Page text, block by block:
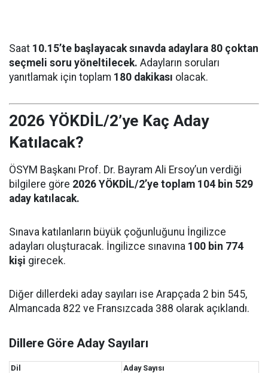
Saat 10.15’te başlayacak sınavda adaylara 80 çoktan
seçmeli soru yöneltilecek. Adayların soruları
yanıtlamak için toplam 180 dakikası olacak.
2026 YÖKDİL/2’ye Kaç Aday
Katılacak?
ÖSYM Başkanı Prof. Dr. Bayram Ali Ersoy’un verdiği
bilgilere göre 2026 YÖKDİL/2’ye toplam 104 bin 529
aday katılacak.
Sınava katılanların büyük çoğunluğunu İngilizce
adayları oluşturacak. İngilizce sınavına 100 bin 774
kişi girecek.
Diğer dillerdeki aday sayıları ise Arapçada 2 bin 545,
Almancada 822 ve Fransızcada 388 olarak açıklandı.
Dillere Göre Aday Sayıları
Dil
Aday Sayısı